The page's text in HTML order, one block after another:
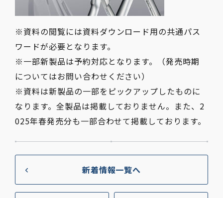
※資料の閲覧には資料ダウンロード用の共通パス
ワードが必要となります。
※一部新製品は予約対応となります。（発売時期
についてはお問い合わせください）
※資料は新製品の一部をピックアップしたものに
なります。全製品は掲載しておりません。また、2
025年春発売分も一部合わせて掲載しております。
新着情報一覧へ